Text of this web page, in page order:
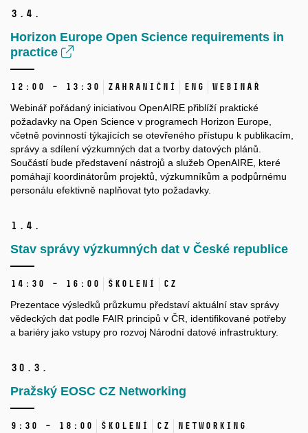
3. 4.
Horizon Europe Open Science requirements in
practice
12:00 – 13:30 Zahraniční ENG Webinář
Webinář pořádaný iniciativou OpenAIRE přiblíží praktické
požadavky na Open Science v programech Horizon Europe,
včetně povinností týkajících se otevřeného přístupu k publikacím,
správy a sdílení výzkumných dat a tvorby datových plánů.
Součástí bude představení nástrojů a služeb OpenAIRE, které
pomáhají koordinátorům projektů, výzkumníkům a podpůrnému
personálu efektivně naplňovat tyto požadavky.
1. 4.
Stav správy výzkumných dat v České republice
14:30 – 16:00 Školení CZ
Prezentace výsledků průzkumu představí aktuální stav správy
vědeckých dat podle FAIR principů v ČR, identifikované potřeby
a bariéry jako vstupy pro rozvoj Národní datové infrastruktury.
30. 3.
Pražský EOSC CZ Networking
9:30 – 18:00 Školení CZ Networking